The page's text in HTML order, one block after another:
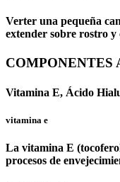
Verter una pequeña
extender sobre rostro y
COMPONENTES
Vitamina E, Ácido
vitamina e
La vitamina E
procesos de